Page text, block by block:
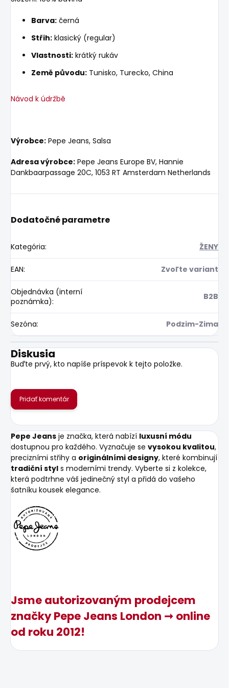
Barva: černá
Střih: klasický (regular)
Vlastnosti: krátký rukáv
Země původu: Tunisko, Turecko, China
Návod k údržbě
Výrobce: Pepe Jeans, Salsa
Adresa výrobce: Pepe Jeans Europe BV, Hannie
Dankbaarpassage 20C, 1053 RT Amsterdam Netherlands
Dodatočné parametre
Kategória: ŽENY
EAN: Zvoľte variant
Objednávka (interní
poznámka): B2B
Sezóna: Podzim-Zima
Diskusia
Buďte prvý, kto napíše príspevok k tejto položke.
Pridať komentár
Pepe Jeans je značka, která nabízí luxusní módu
dostupnou pro každého. Vyznačuje se vysokou kvalitou,
precizními střihy a originálními designy, které kombinují
tradiční styl s moderními trendy. Vyberte si z kolekce,
která podtrhne váš jedinečný styl a přidá do vašeho
šatníku kousek elegance.
Jsme autorizovaným prodejcem
značky Pepe Jeans London ➞ online
od roku 2012!